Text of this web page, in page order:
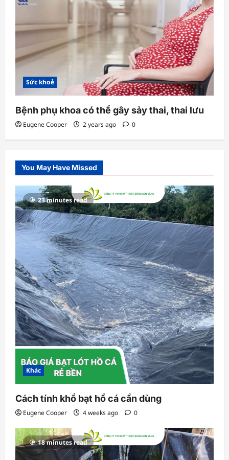
Sức khoẻ
Bệnh phụ khoa có thể gây sảy thai, thai lưu
Eugene Cooper 2 years ago 0
You May Have Missed
23 minutes read
Khác
Cách tính khổ bạt hồ cá cần dùng
Eugene Cooper 4 weeks ago 0
18 minutes read